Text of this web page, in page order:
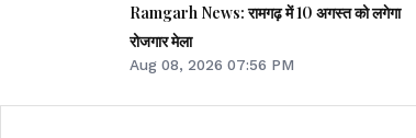
Ramgarh News: रामगढ़ में 10 अगस्त को लगेगा
रोजगार मेला
Aug 08, 2026 07:56 PM